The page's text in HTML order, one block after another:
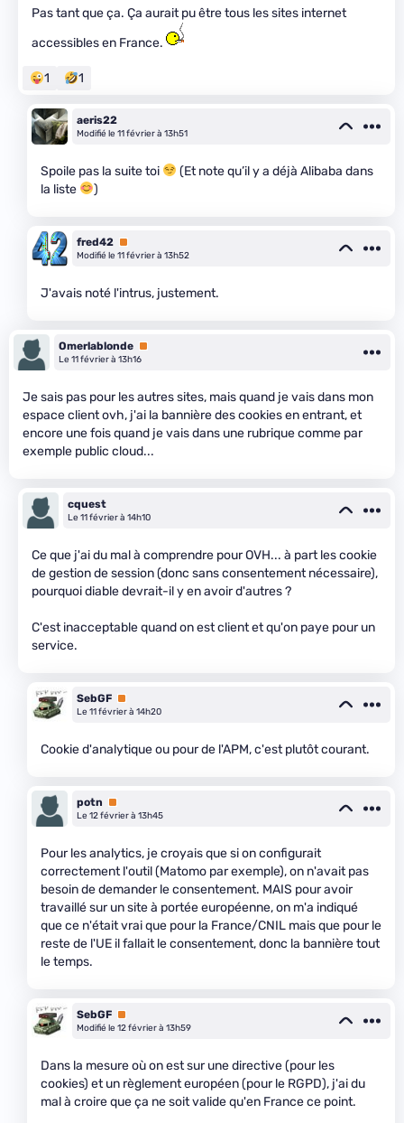
Pas tant que ça. Ça aurait pu être tous les sites internet
accessibles en France.
1 1
aeris22
Modifié le 11 février à 13h51
Spoile pas la suite toi
(Et note qu’il y a déjà Alibaba dans
la liste
)
fred42 Premium
Modifié le 11 février à 13h52
J'avais noté l'intrus, justement.
Omerlablonde Premium
Le 11 février à 13h16
Je sais pas pour les autres sites, mais quand je vais dans mon
espace client ovh, j'ai la bannière des cookies en entrant, et
encore une fois quand je vais dans une rubrique comme par
exemple public cloud...
cquest
Le 11 février à 14h10
Ce que j'ai du mal à comprendre pour OVH... à part les cookie
de gestion de session (donc sans consentement nécessaire),
pourquoi diable devrait-il y en avoir d'autres ?
C'est inacceptable quand on est client et qu'on paye pour un
service.
SebGF Premium
Le 11 février à 14h20
Cookie d'analytique ou pour de l'APM, c'est plutôt courant.
potn
Premium
Le 12 février à 13h45
Pour les analytics, je croyais que si on configurait
correctement l'outil (Matomo par exemple), on n'avait pas
besoin de demander le consentement. MAIS pour avoir
travaillé sur un site à portée européenne, on m'a indiqué
que ce n'était vrai que pour la France/CNIL mais que pour le
reste de l'UE il fallait le consentement, donc la bannière tout
le temps.
SebGF Premium
Modifié le 12 février à 13h59
Dans la mesure où on est sur une directive (pour les
cookies) et un règlement européen (pour le RGPD), j'ai du
mal à croire que ça ne soit valide qu'en France ce point.